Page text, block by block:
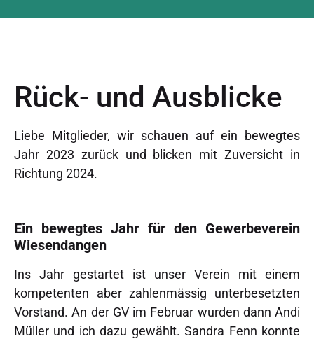
Rück- und Ausblicke
Liebe Mitglieder, wir schauen auf ein bewegtes
Jahr 2023 zurück und blicken mit Zuversicht in
Richtung 2024.
Ein bewegtes Jahr für den Gewerbeverein
Wiesendangen
Ins Jahr gestartet ist unser Verein mit einem
kompetenten aber zahlenmässig unterbesetzten
Vorstand. An der GV im Februar wurden dann Andi
Müller und ich dazu gewählt. Sandra Fenn konnte